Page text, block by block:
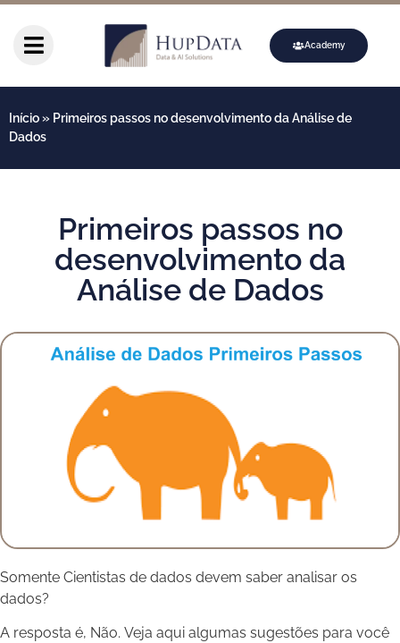
Academy
Início» Primeiros passos no desenvolvimento da Análise de
Dados
Primeiros passos no
desenvolvimento da
Análise de Dados
Somente Cientistas de dados devem saber analisar os
dados?
A resposta é, Não. Veja aqui algumas sugestões para você